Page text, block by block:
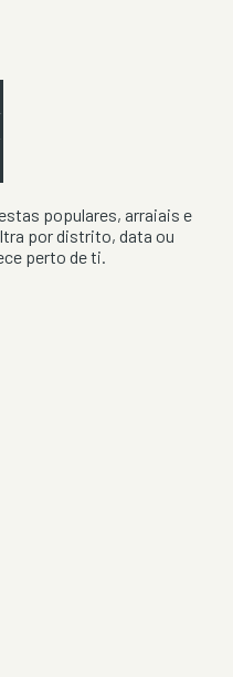
populares, arraiais e
por distrito, data ou
perto de ti.